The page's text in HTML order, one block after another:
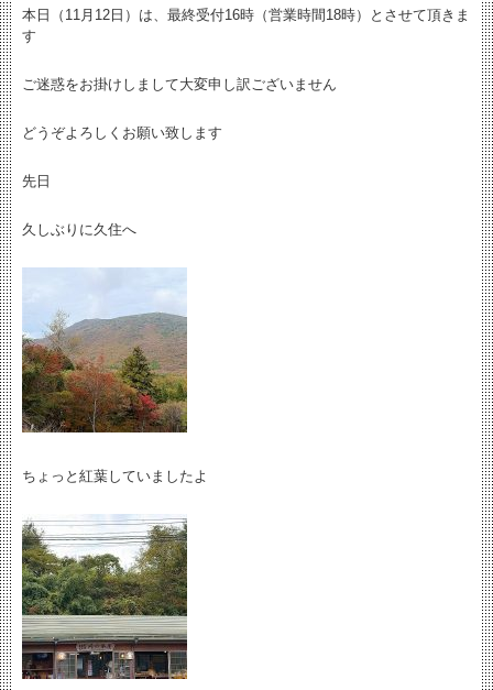
本日（11月12日）は、最終受付16時（営業時間18時）とさせて頂きま
す
ご迷惑をお掛けしまして大変申し訳ございません
どうぞよろしくお願い致します
先日
久しぶりに久住へ
ちょっと紅葉していましたよ